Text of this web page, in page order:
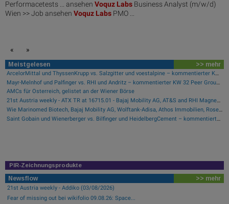
Performacetests ... ansehen Voquz Labs Business Analyst (m/w/d)
Wien >> Job ansehen Voquz Labs PMO ...
« »
Meistgelesen >> mehr
ArcelorMittal und ThyssenKrupp vs. Salzgitter und voestalpine – kommentierter KW 32 Peer Group Watch Stahl
Mayr-Melnhof und Palfinger vs. RHI und Andritz – kommentierter KW 32 Peer Group Watch Zykliker Österreich
AMCs für Österreich, gelistet an der Wiener Börse
21st Austria weekly - ATX TR at 16715.01 - Bajaj Mobility AG, AT&S and RHI Magnesita best-performing, Österreichische Post with weakest performance (08/08/2026)
Wie Marinomed Biotech, Bajaj Mobility AG, Wolftank-Adisa, Athos Immobilien, Rosenbauer und Telekom Austria für Gesprächsstoff in Österreich sorgten
Saint Gobain und Wienerberger vs. Bilfinger und HeidelbergCement – kommentierter KW 32 Peer Group Watch Bau & Baustoffe
PIR-Zeichnungsprodukte
Newsflow >> mehr
21st Austria weekly - Addiko (03/08/2026)
Fear of missing out bei wikifolio 09.08.26: Space...